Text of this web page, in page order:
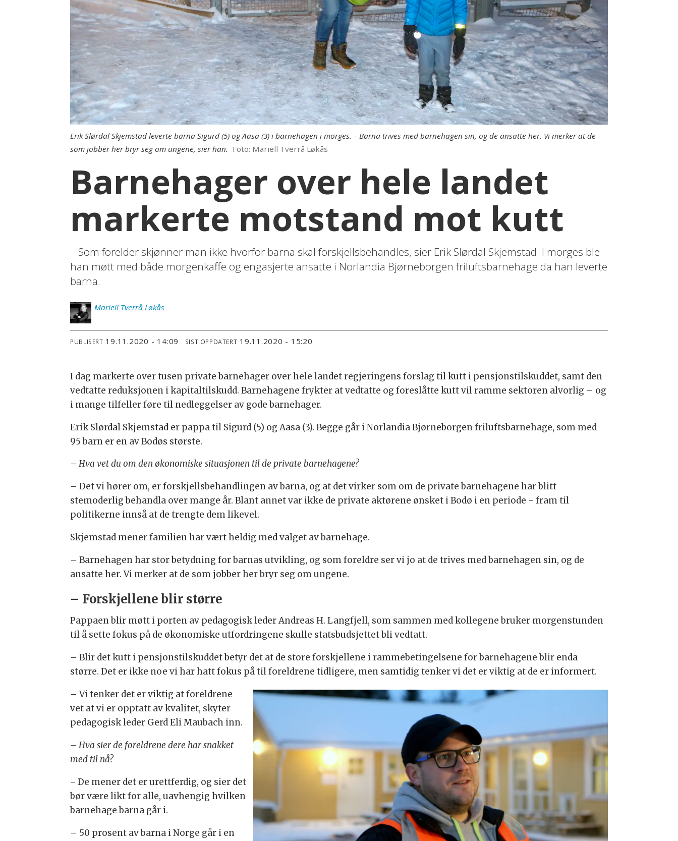
Erik Slørdal Skjemstad leverte barna Sigurd (5) og Aasa (3) i barnehagen i morges. – Barna trives med barnehagen sin, og de ansatte her. Vi merker at de
som jobber her bryr seg om ungene, sier han. Foto: Mariell Tverrå Løkås
Barnehager over hele landet
markerte motstand mot kutt
– Som forelder skjønner man ikke hvorfor barna skal forskjellsbehandles, sier Erik Slørdal Skjemstad. I morges ble
han møtt med både morgenkaffe og engasjerte ansatte i Norlandia Bjørneborgen friluftsbarnehage da han leverte
barna.
Mariell Tverrå Løkås
PUBLISERT 19.11.2020 - 14:09 SIST OPPDATERT 19.11.2020 - 15:20
I dag markerte over tusen private barnehager over hele landet regjeringens forslag til kutt i pensjonstilskuddet, samt den
vedtatte reduksjonen i kapitaltilskudd. Barnehagene frykter at vedtatte og foreslåtte kutt vil ramme sektoren alvorlig – og
i mange tilfeller føre til nedleggelser av gode barnehager.
Erik Slørdal Skjemstad er pappa til Sigurd (5) og Aasa (3). Begge går i Norlandia Bjørneborgen friluftsbarnehage, som med
95 barn er en av Bodøs største.
– Hva vet du om den økonomiske situasjonen til de private barnehagene?
– Det vi hører om, er forskjellsbehandlingen av barna, og at det virker som om de private barnehagene har blitt
stemoderlig behandla over mange år. Blant annet var ikke de private aktørene ønsket i Bodø i en periode - fram til
politikerne innså at de trengte dem likevel.
Skjemstad mener familien har vært heldig med valget av barnehage.
– Barnehagen har stor betydning for barnas utvikling, og som foreldre ser vi jo at de trives med barnehagen sin, og de
ansatte her. Vi merker at de som jobber her bryr seg om ungene.
– Forskjellene blir større
Pappaen blir møtt i porten av pedagogisk leder Andreas H. Langfjell, som sammen med kollegene bruker morgenstunden
til å sette fokus på de økonomiske utfordringene skulle statsbudsjettet bli vedtatt.
– Blir det kutt i pensjonstilskuddet betyr det at de store forskjellene i rammebetingelsene for barnehagene blir enda
større. Det er ikke noe vi har hatt fokus på til foreldrene tidligere, men samtidig tenker vi det er viktig at de er informert.
– Vi tenker det er viktig at foreldrene
vet at vi er opptatt av kvalitet, skyter
pedagogisk leder Gerd Eli Maubach inn.
– Hva sier de foreldrene dere har snakket
med til nå?
- De mener det er urettferdig, og sier det
bør være likt for alle, uavhengig hvilken
barnehage barna går i.
– 50 prosent av barna i Norge går i en